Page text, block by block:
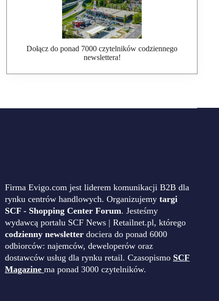
Dołącz do ponad 7000 czytelników codziennego
newslettera!
Firma Evigo.com jest liderem komunikacji B2B dla
rynku centrów handlowych. Organizujemy targi
SCF - Shopping Center Forum. Jesteśmy
wydawcą portalu SCF News | Retailnet.pl, którego
codzienny newsletter dociera do ponad 6000
odbiorców: najemców, deweloperów oraz
dostawców usług dla rynku retail. Czasopismo SCF
Magazine ma ponad 3000 czytelników.